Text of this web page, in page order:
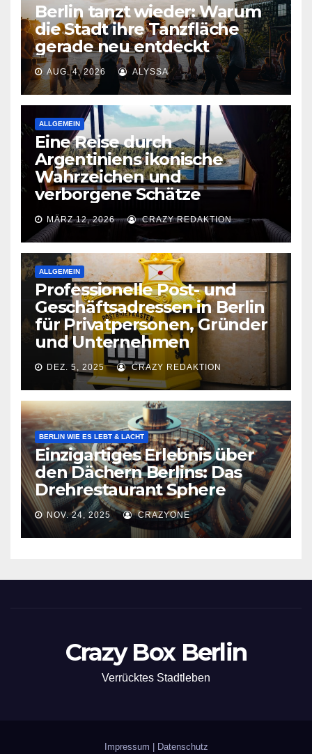
Berlin tanzt wieder: Warum
die Stadt ihre Tanzfläche
gerade neu entdeckt
AUG. 4, 2026 ALYSSA
ALLGEMEIN
Eine Reise durch
Argentiniens ikonische
Wahrzeichen und
verborgene Schätze
MÄRZ 12, 2026 CRAZY REDAKTION
ALLGEMEIN
Professionelle Post- und
Geschäftsadressen in Berlin
für Privatpersonen, Gründer
und Unternehmen
DEZ. 5, 2025 CRAZY REDAKTION
BERLIN WIE ES LEBT & LACHT
Einzigartiges Erlebnis über
den Dächern Berlins: Das
Drehrestaurant Sphere
NOV. 24, 2025 CRAZYONE
Crazy Box Berlin
Verrücktes Stadtleben
Impressum Datenschutz